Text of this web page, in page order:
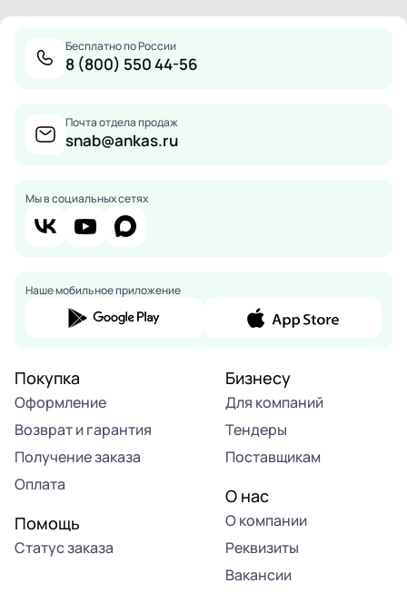
Бесплатно по России
8 (800) 550 44-56
Почта отдела продаж
snab@ankas.ru
Мы в социальных сетях
Наше мобильное приложение
Покупка
Оформление
Возврат и гарантия
Получение заказа
Оплата
Помощь
Статус заказа
Бизнесу
Для компаний
Тендеры
Поставщикам
О нас
О компании
Реквизиты
Вакансии